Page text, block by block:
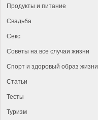
Продукты и питание
Свадьба
Секс
Советы на все случаи жизни
Спорт и здоровый образ жизни
Статьи
Тесты
Туризм